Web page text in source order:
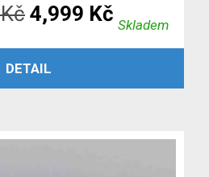
Kč Původní
cena
byla:
4,999 Kč
cena
Skladem
DO KOŠÍKU
DETAIL